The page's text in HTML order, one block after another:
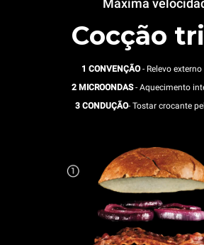
Máxima
Cocção
1 CONVENÇÃO - Relevo
2 MICROONDAS - Aquecimento
3 CONDUÇÃO- Tostar crocante